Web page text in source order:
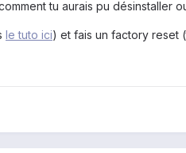
tu aurais pu désinstaller
le tuto ici) et fais un factory reset